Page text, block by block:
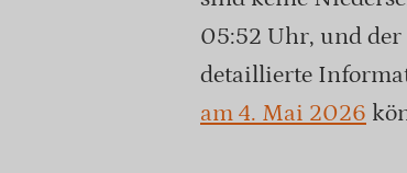
05:52 Uhr, und
detaillierte
am 4. Mai 2026